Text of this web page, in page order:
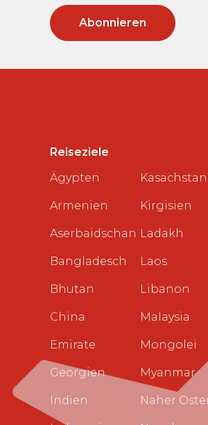
Reiseziele
Ägypten
Armenien
Aserbaidschan
Bangladesch
Bhutan
China
Emirate
Georgien
Indien
Kasachstan
Kirgisien
Ladakh
Laos
Libanon
Malaysia
Mongolei
Myanmar
Naher